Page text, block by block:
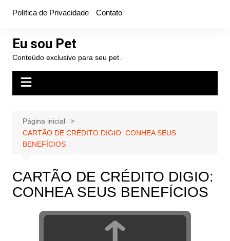
conteúdo
Política de Privacidade Contato
Eu sou Pet
Conteúdo exclusivo para seu pet.
Página inicial
CARTÃO DE CRÉDITO DIGIO: CONHEA SEUS
BENEFÍCIOS
CARTÃO DE CRÉDITO DIGIO:
CONHEA SEUS BENEFÍCIOS